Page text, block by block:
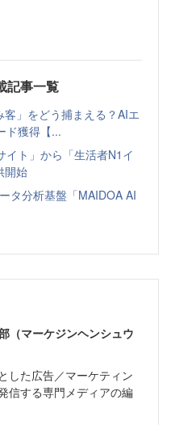
記事一覧
客」をどう捕まえる？AIエ
ド獲得【...
ト」から「生活者N1イ
開始
タ分析基盤「MAIDOA AI
（マーケジンヘンシュウ
した広告／マーケティン
信する専門メディアの編